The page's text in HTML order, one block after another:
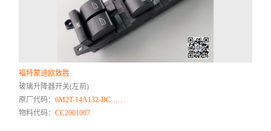
福特蒙迪欧致胜
玻璃升降器开关(左前)
原厂代码：6M2T-14A132-BC……
物料代码：CC2001007